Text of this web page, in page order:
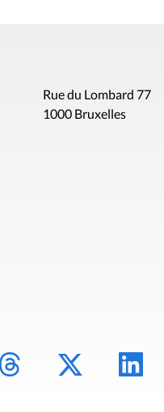
Rue du Lombard 77
1000 Bruxelles